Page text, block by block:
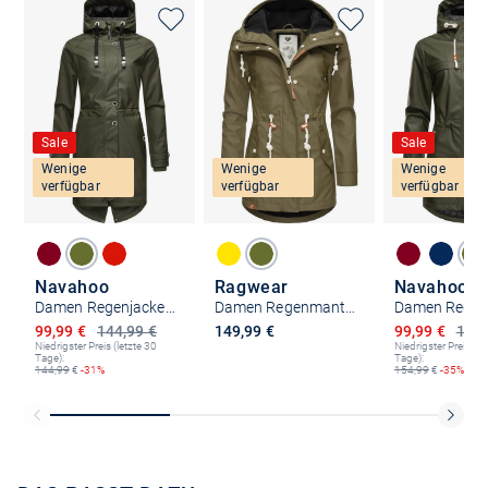
Sale
Wenige
verfügbar
Navahoo
144,99 €
Ermäßigter Preis
99,99 €
Niedrigster Preis (letzte 30
Tage):
144,99€ -31%
Wenige
verfügbar
Ragwear
149,99 €
Sale
Wenige
verfügbar
Navahoo
Ermäßigter
99,99 €
Niedrigster Preis
Tage):
154,99€ -35%